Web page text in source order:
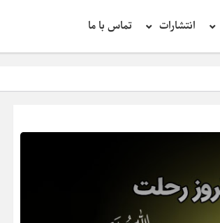
انتشارات تماس با ما